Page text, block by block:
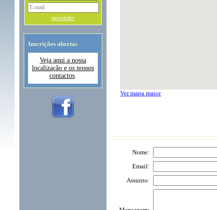
newsletter
Inscrições abertas
Veja aqui a nossa
localização e os nossos
contactos.
Ver mapa maior
Nome:
Email:
Assunto: